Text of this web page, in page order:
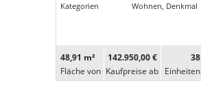
Kategorien
Wohnen, Denkmal
48,91 m²
Fläche von
142.950,00 €
Kaufpreise ab
38
Ein­heiten